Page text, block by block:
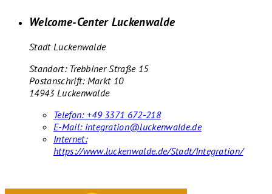
Welcome-Center Luckenwalde
Stadt Luckenwalde
Standort: Trebbiner Straße 15
Postanschrift: Markt 10
14943 Luckenwalde
Telefon: +49 3371 672-218
E-Mail: integration@luckenwalde.de
Internet:
https://www.luckenwalde.de/Stadt/Integration/